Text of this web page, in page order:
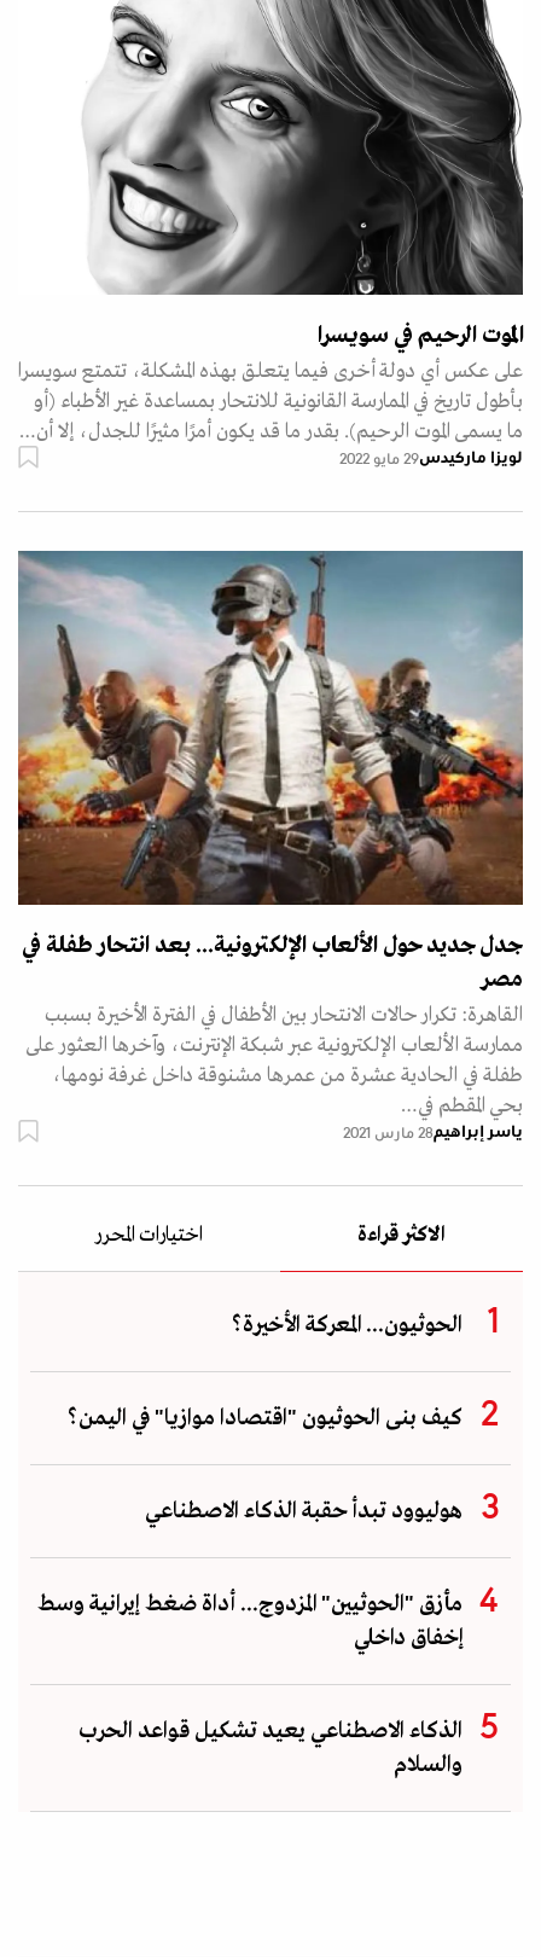
الموت الرحيم في سويسرا
على عكس أي دولة أخرى فيما يتعلق بهذه المشكلة، تتمتع سويسرا
بأطول تاريخ في الممارسة القانونية للانتحار بمساعدة غير الأطباء (أو
ما يسمى الموت الرحيم). بقدر ما قد يكون أمرًا مثيرًا للجدل، إلا أن…
لويزا ماركيدس29 مايو 2022
جدل جديد حول الألعاب الإلكترونية... بعد انتحار طفلة في
مصر
القاهرة: تكرار حالات الانتحار بين الأطفال في الفترة الأخيرة بسبب
ممارسة الألعاب الإلكترونية عبر شبكة الإنترنت، وآخرها العثور على
طفلة في الحادية عشرة من عمرها مشنوقة داخل غرفة نومها،
بحي المقطم في…
ياسر إبراهيم28 مارس 2021
الاكثر قراءة اختيارات المحرر
الحوثيون... المعركة الأخيرة؟
كيف بنى الحوثيون "اقتصادا موازيا" في اليمن؟
هوليوود تبدأ حقبة الذكاء الاصطناعي
مأزق "الحوثيين" المزدوج... أداة ضغط إيرانية وسط
إخفاق داخلي
الذكاء الاصطناعي يعيد تشكيل قواعد الحرب
والسلام